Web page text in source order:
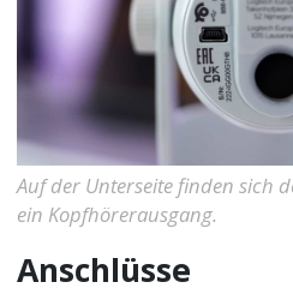
Auf der Unterseite finden sich
ein Kopfhörerausgang.
Anschlüsse